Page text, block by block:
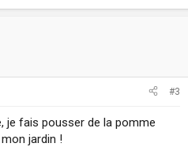
#3
je fais pousser de la pomme
jardin !